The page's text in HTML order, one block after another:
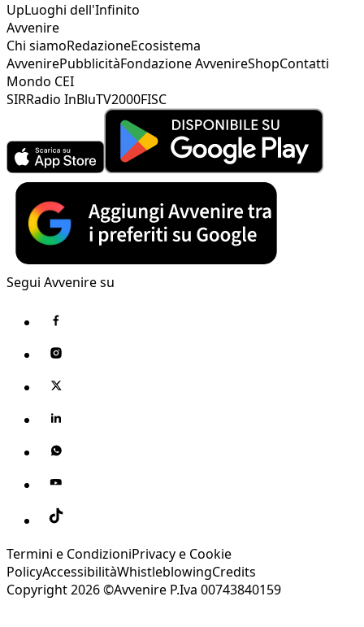
UpLuoghi dell'Infinito
Avvenire
Chi siamoRedazioneEcosistema
AvvenirePubblicitàFondazione AvvenireShopContatti
Mondo CEI
SIRRadio InBluTV2000FISC
Segui Avvenire su
Termini e CondizioniPrivacy e Cookie
PolicyAccessibilitàWhistleblowingCredits
Copyright 2026 ©Avvenire P.Iva 00743840159